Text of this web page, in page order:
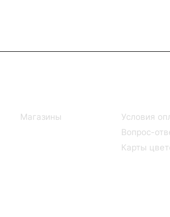
Магазины
Условия
Вопрос-
Карты